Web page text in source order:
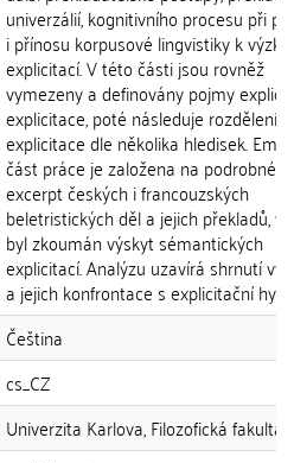
univerzálií, kognitivního procesu při
i přínosu korpusové lingvistiky k
explicitací. V této části jsou rovněž
vymezeny a definovány pojmy
explicitace, poté následuje rozdělení
explicitace dle několika hledisek.
část práce je založena na podrobné
excerpt českých i francouzských
beletristických děl a jejich překladů, v
byl zkoumán výskyt sémantických
explicitací. Analýzu uzavírá shrnutí
a jejich konfrontace s explicitační
Čeština
cs_CZ
Univerzita Karlova, Filozofická fakulta